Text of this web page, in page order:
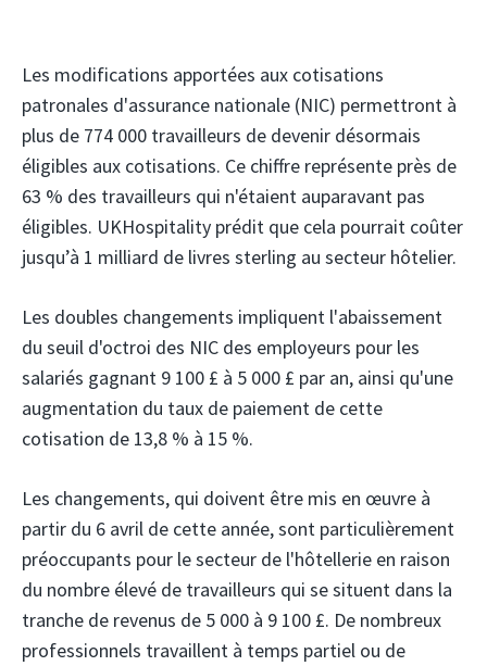
Les modifications apportées aux cotisations
patronales d'assurance nationale (NIC) permettront à
plus de 774 000 travailleurs de devenir désormais
éligibles aux cotisations. Ce chiffre représente près de
63 % des travailleurs qui n'étaient auparavant pas
éligibles. UKHospitality prédit que cela pourrait coûter
jusqu’à 1 milliard de livres sterling au secteur hôtelier.
Les doubles changements impliquent l'abaissement
du seuil d'octroi des NIC des employeurs pour les
salariés gagnant 9 100 £ à 5 000 £ par an, ainsi qu'une
augmentation du taux de paiement de cette
cotisation de 13,8 % à 15 %.
Les changements, qui doivent être mis en œuvre à
partir du 6 avril de cette année, sont particulièrement
préoccupants pour le secteur de l'hôtellerie en raison
du nombre élevé de travailleurs qui se situent dans la
tranche de revenus de 5 000 à 9 100 £. De nombreux
professionnels travaillent à temps partiel ou de